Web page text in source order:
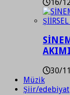
16/
30/
Müzik
Şiir/edebiyat